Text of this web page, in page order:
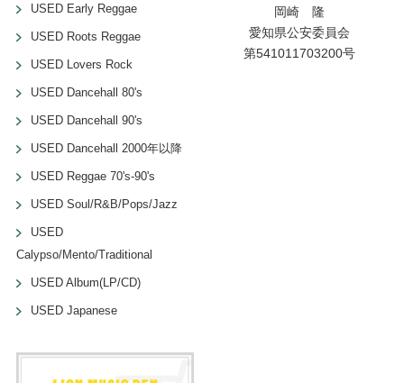
USED Early Reggae
USED Roots Reggae
USED Lovers Rock
USED Dancehall 80's
USED Dancehall 90's
USED Dancehall 2000年以降
USED Reggae 70's-90's
USED Soul/R&B/Pops/Jazz
USED
Calypso/Mento/Traditional
USED Album(LP/CD)
USED Japanese
岡崎 隆
愛知県公安委員会
第541011703200号